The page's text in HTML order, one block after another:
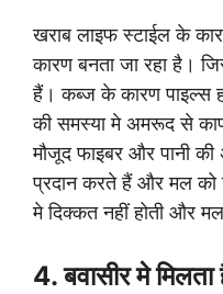
खराब लाइफ स्टाईल के
कारण बनता जा रहा है।
हैं। कब्ज के कारण पाइल्स
की समस्या मे अमरूद से
मौजूद फाइबर और पानी
प्रदान करते हैं और मल को
मे दिक्कत नहीं होती और
4. बवासीर मे